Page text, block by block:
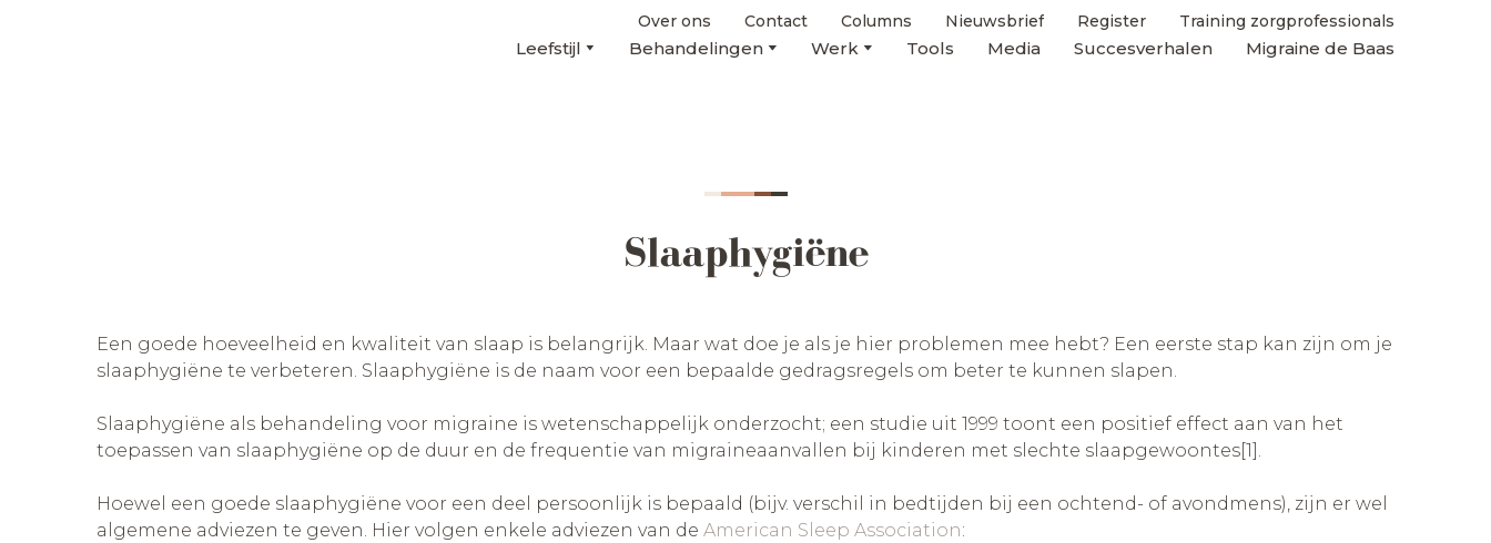
Over ons Contact Columns Nieuwsbrief Register Training zorgprofessionals
Leefstijl Behandelingen Werk Tools Media Succesverhalen Migraine de Baas
Slaaphygiëne
Een goede hoeveelheid en kwaliteit van slaap is belangrijk. Maar wat doe je als je hier problemen mee hebt? Een eerste stap kan zijn om je
slaaphygiëne te verbeteren. Slaaphygiëne is de naam voor een bepaalde gedragsregels om beter te kunnen slapen.
Slaaphygiëne als behandeling voor migraine is wetenschappelijk onderzocht; een studie uit 1999 toont een positief effect aan van het
toepassen van slaaphygiëne op de duur en de frequentie van migraineaanvallen bij kinderen met slechte slaapgewoontes[1].
Hoewel een goede slaaphygiëne voor een deel persoonlijk is bepaald (bijv. verschil in bedtijden bij een ochtend- of avondmens), zijn er wel
algemene adviezen te geven. Hier volgen enkele adviezen van de American Sleep Association: